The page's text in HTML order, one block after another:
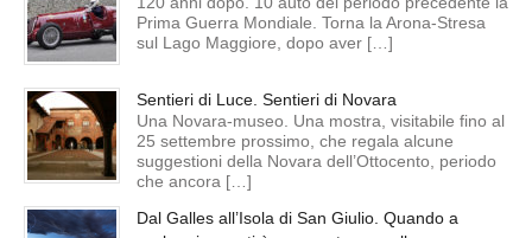
Prima Guerra Mondiale. Torna la Arona-Stresa
sul Lago Maggiore, dopo aver […]
Sentieri di Luce. Sentieri di Novara
Una Novara-museo. Una mostra, visitabile fino al
25 settembre prossimo, che regala alcune
suggestioni della Novara dell’Ottocento, periodo
che ancora […]
Dal Galles all’Isola di San Giulio. Quando a